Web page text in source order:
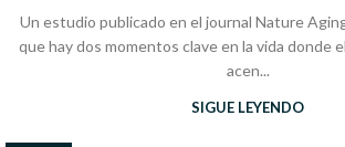
Un estudio publicado en el journal Nature
que hay dos momentos clave en la vida donde
acen...
SIGUE LEYENDO